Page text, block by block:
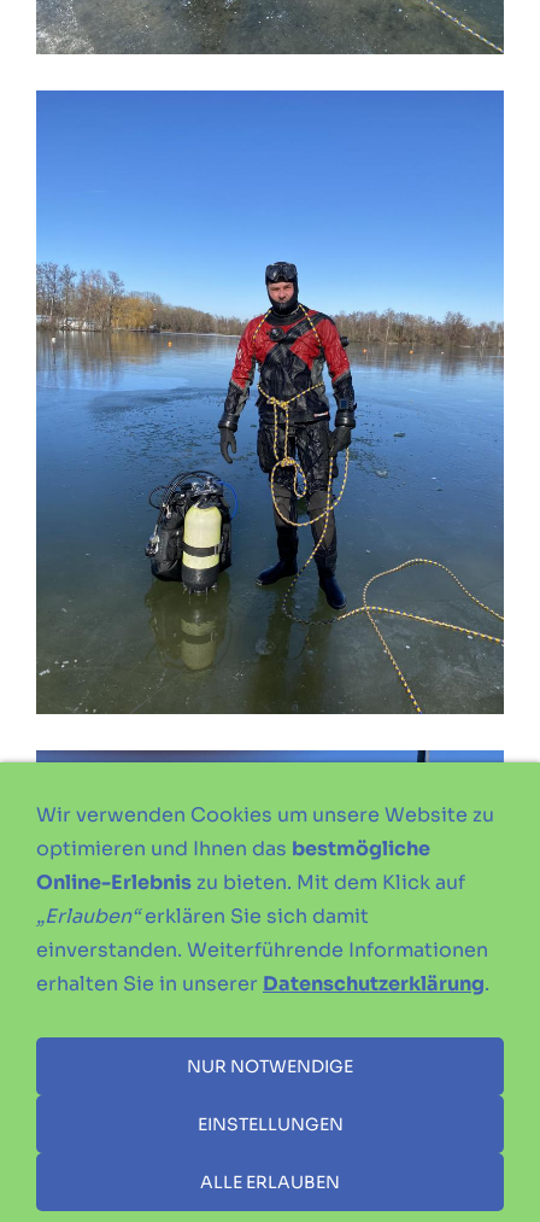
IMPRESSUMDATENSCHUTZERKLÄRUNGSATZUNG
Wir verwenden Cookies um unsere Website zu
optimieren und Ihnen das bestmögliche
Online-Erlebnis zu bieten. Mit dem Klick auf
„Erlauben“erklären Sie sich damit
einverstanden. Weiterführende Informationen
erhalten Sie in unserer Datenschutzerklärung.
NUR NOTWENDIGE
EINSTELLUNGEN
ALLE ERLAUBEN